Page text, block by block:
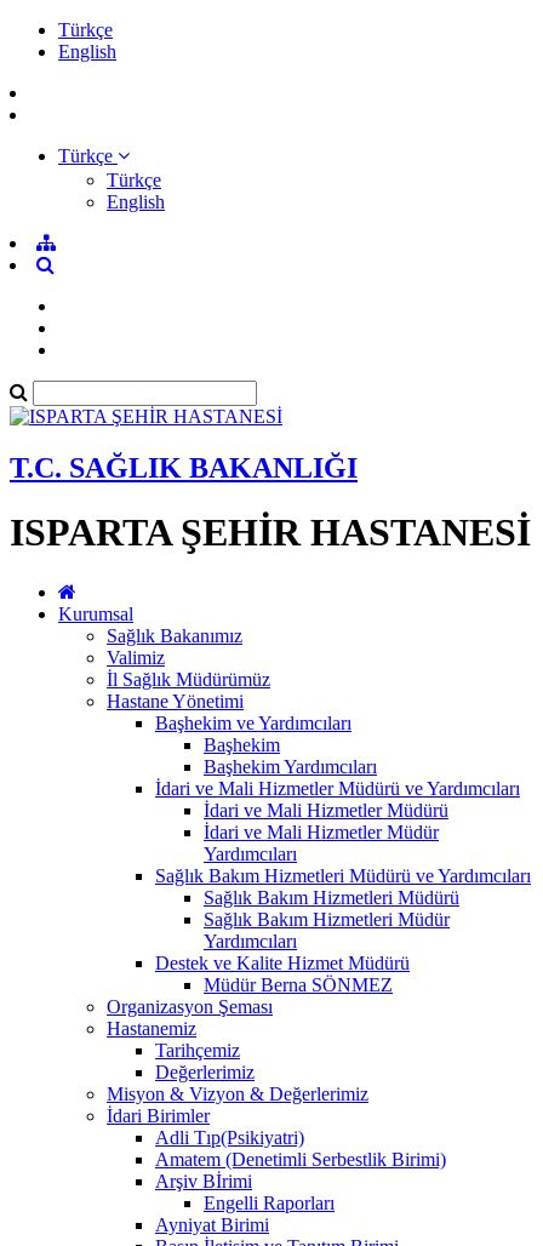
Türkçe
English
Türkçe
Türkçe
English
T.C. SAĞLIK BAKANLIĞI
ISPARTA ŞEHİR HASTANESİ
Kurumsal
Sağlık Bakanımız
Valimiz
İl Sağlık Müdürümüz
Hastane Yönetimi
Başhekim ve Yardımcıları
Başhekim
Başhekim Yardımcıları
İdari ve Mali Hizmetler Müdürü ve Yardımcıları
İdari ve Mali Hizmetler Müdürü
İdari ve Mali Hizmetler Müdür
Yardımcıları
Sağlık Bakım Hizmetleri Müdürü ve Yardımcıları
Sağlık Bakım Hizmetleri Müdürü
Sağlık Bakım Hizmetleri Müdür
Yardımcıları
Destek ve Kalite Hizmet Müdürü
Müdür Berna SÖNMEZ
Organizasyon Şeması
Hastanemiz
Tarihçemiz
Değerlerimiz
Misyon & Vizyon & Değerlerimiz
İdari Birimler
Adli Tıp(Psikiyatri)
Amatem (Denetimli Serbestlik Birimi)
Arşiv Bİrimi
Engelli Raporları
Ayniyat Birimi